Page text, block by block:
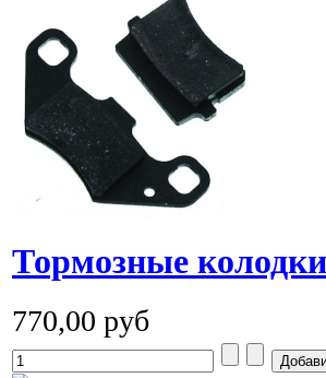
Тормозные
770,00 руб